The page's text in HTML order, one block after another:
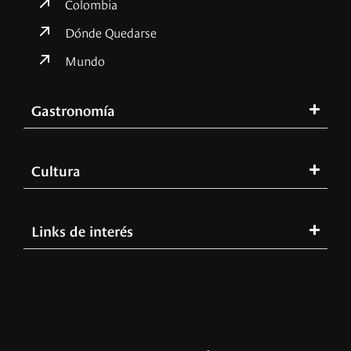
Dónde Quedarse
Mundo
Gastronomía
Cultura
Links de interés